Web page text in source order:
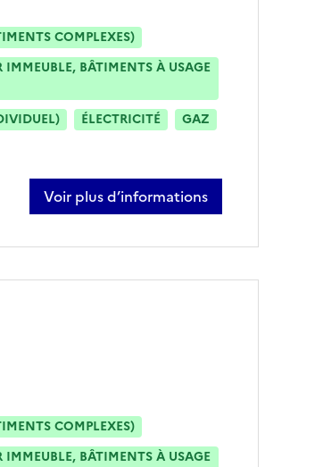
COMPLEXES)
IMMEUBLE, BÂTIMENTS À USAGE
ÉLECTRICITÉ
GAZ
Voir plus d’informations
sur virginie agliardi
COMPLEXES)
IMMEUBLE, BÂTIMENTS À USAGE